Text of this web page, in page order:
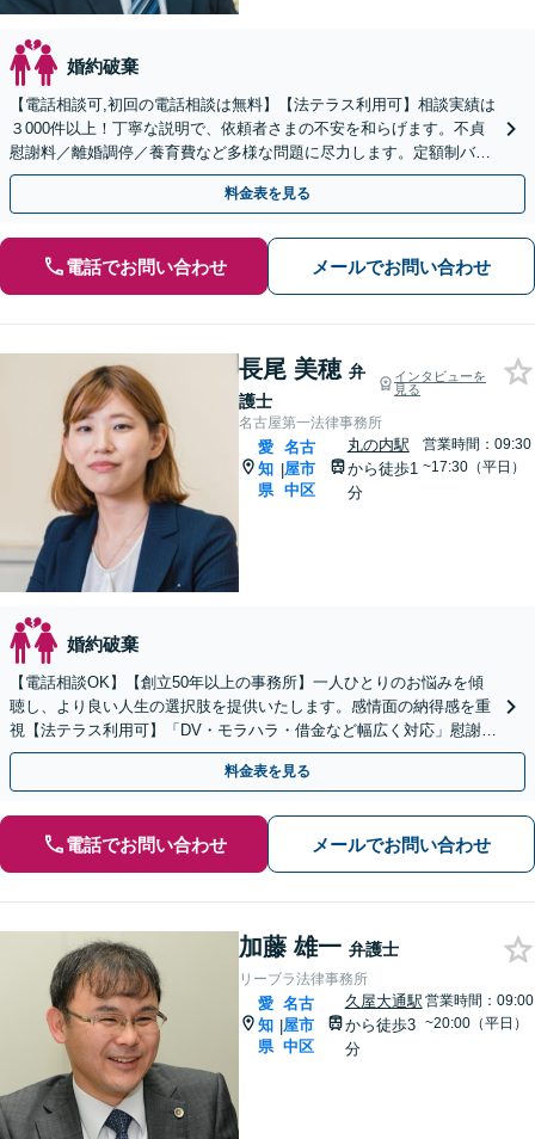
婚約破棄
【電話相談可,初回の電話相談は無料】【法テラス利用可】相談実績は
３000件以上！丁寧な説明で、依頼者さまの不安を和らげます。不貞
慰謝料／離婚調停／養育費など多様な問題に尽力します。定額制バッ
クアッププランあり【夜間休日対応】【丸の内駅3分】
料金表を見る
電話でお問い合わせ メールでお問い合わせ
長尾 美穂 弁
護士
インタビューを
見る
名古屋第一法律事務所
愛
知
県
|
名古
屋市
中区
丸の内駅
から徒歩1
分
営業時間：09:30
~17:30（平日）
婚約破棄
【電話相談OK】【創立50年以上の事務所】一人ひとりのお悩みを傾
聴し、より良い人生の選択肢を提供いたします。感情面の納得感を重
視【法テラス利用可】「DV・モラハラ・借金など幅広く対応」慰謝料
請求／男性側・女性側どちらも対応【初回相談無料】
料金表を見る
電話でお問い合わせ メールでお問い合わせ
加藤 雄一 弁護士
リーブラ法律事務所
愛
知
県
|
名古
屋市
中区
久屋大通駅
から徒歩3
分
営業時間：09:00
~20:00（平日）